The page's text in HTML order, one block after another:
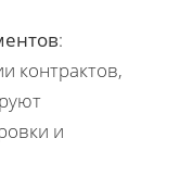
:
контрактов,
и